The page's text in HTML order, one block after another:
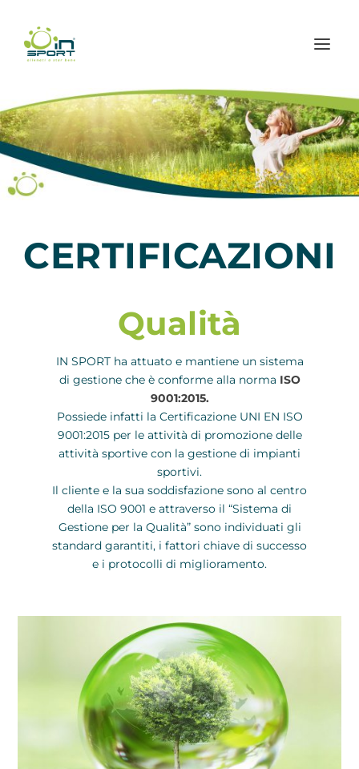
CERTIFICAZIONI
Qualità
IN SPORT ha attuato e mantiene un sistema
di gestione che è conforme alla norma ISO
9001:2015.
Possiede infatti la Certificazione UNI EN ISO
9001:2015 per le attività di promozione delle
attività sportive con la gestione di impianti
sportivi.
Il cliente e la sua soddisfazione sono al centro
della ISO 9001 e attraverso il “Sistema di
Gestione per la Qualità” sono individuati gli
standard garantiti, i fattori chiave di successo
e i protocolli di miglioramento.